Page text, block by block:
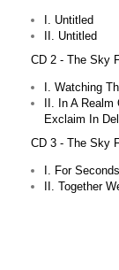
I. Untitled
II. Untitled
CD 2 - The Sky
I. Watching
II. In A Realm
Exclaim In
CD 3 - The Sky
I. For
II. Together